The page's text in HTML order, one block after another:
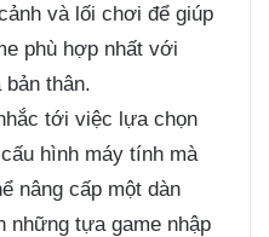
và lối chơi để giúp
phù hợp nhất với
thân.
tới việc lựa chọn
hình máy tính mà
nâng cấp một dàn
những tựa game nhập